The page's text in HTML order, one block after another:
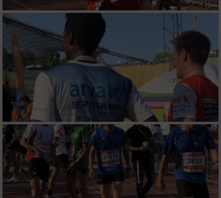
Messung der Performance von Inhalten
Analyse von Zielgruppen durch Statistiken
oder Kombinationen von Daten aus
verschiedenen Quellen
Entwicklung und Verbesserung der Angebote
Verwendung reduzierter Daten zur Auswahl
von Inhalten
IAB-Besonderheiten:
Verwendung genauer Standortdaten
Geräte anhand von aktiv angeforderten
Informationen identifizieren
Nicht-IAB-Verarbeitungszwecke: